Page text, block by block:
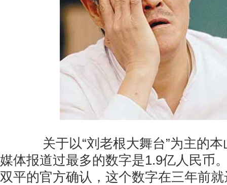
关于以“刘老根大舞台”为主的本
媒体报道过最多的数字是1.9亿人民币
双平的官方确认，这个数字在三年前